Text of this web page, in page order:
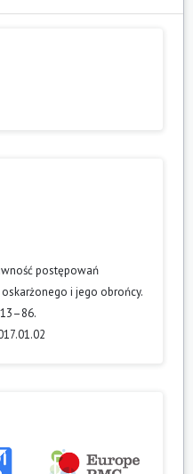
postępowań
i jego obrońcy.